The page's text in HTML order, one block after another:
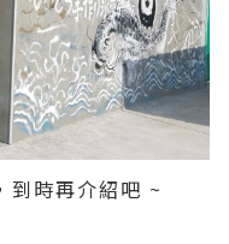
到時再介紹吧 ~